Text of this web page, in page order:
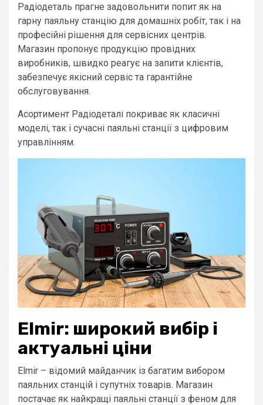
Радіодеталь прагне задовольнити попит як на
гарну паяльну станцію для домашніх робіт, так і на
професійні рішення для сервісних центрів.
Магазин пропонує продукцію провідних
виробників, швидко реагує на запити клієнтів,
забезпечує якісний сервіс та гарантійне
обслуговування.
Асортимент Радіодеталі покриває як класичні
моделі, так і сучасні паяльні станції з цифровим
управлінням.
Elmir: широкий вибір і
актуальні ціни
Elmir – відомий майданчик із багатим вибором
паяльних станцій і супутніх товарів. Магазин
постачає як найкращі паяльні станції з феном для